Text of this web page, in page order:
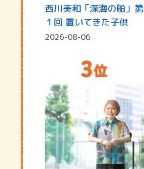
西川美和「深海の船」第
１回 置いてきた子供
2026-08-06